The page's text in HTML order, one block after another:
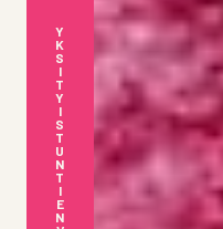
Y
K
S
I
T
Y
I
S
T
U
N
T
I
E
N